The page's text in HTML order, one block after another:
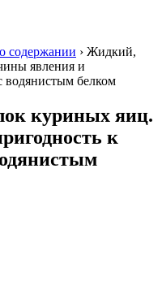
содержании › Жидкий,
явления и
водянистым белком
куриных яиц.
к